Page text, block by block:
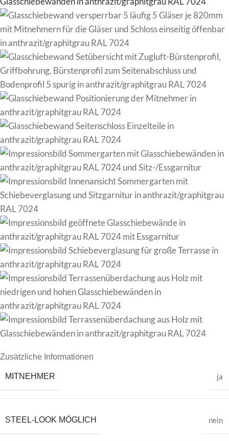
Zusätzliche Informationen
MITNEHMER ja
STEEL-LOOK MÖGLICH nein